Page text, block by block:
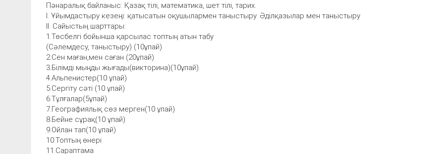
Пәнаралық байланыс: Қазақ тілі, математика, шет тілі, тарих.
І. Ұйымдастыру кезеңі: қатысатын оқушылармен таныстыру. Әділқазылар мен таныстыру
ІІ. Сайыстың шарттары:
1.Төсбелгі бойынша қарсылас топтың атын табу
(Сәлемдесу, таныстыру) (10ұпай)
2.Сен маған,мен саған (20ұпай)
3.Білімді мыңды жығады(викторина)(10ұпай)
4.Альпенистер(10 ұпай)
5.Сергіту сәті (10 ұпай)
6.Тұлғалар(5ұпай)
7.Географиялық сөз мерген(10 ұпай)
8.Бейне сұрақ(10 ұпай)
9.Ойлан тап(10 ұпай)
10.Топтың өнері
11.Сараптама